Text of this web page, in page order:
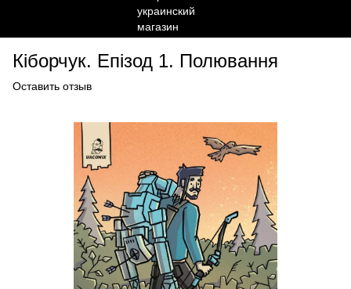
Кіборчук. Епізод 1. Полювання
Оставить отзыв